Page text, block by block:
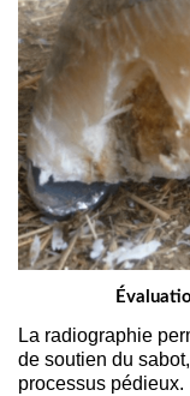
La radiographie
de soutien du
processus pédieux.